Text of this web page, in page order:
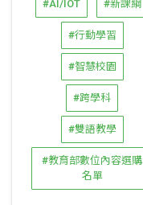
#AI/IOT #新課綱
#行動學習
#智慧校園
#跨學科
#雙語教學
#教育部數位內容選購
名單